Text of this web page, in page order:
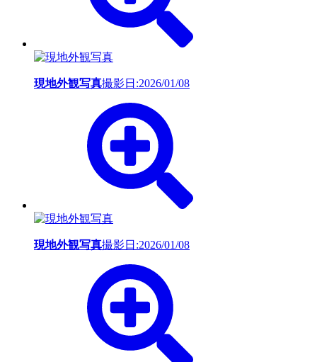
現地外観写真撮影日:2026/01/08
現地外観写真撮影日:2026/01/08